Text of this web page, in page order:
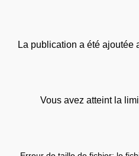
La publication a été ajoutée
Vous avez atteint la